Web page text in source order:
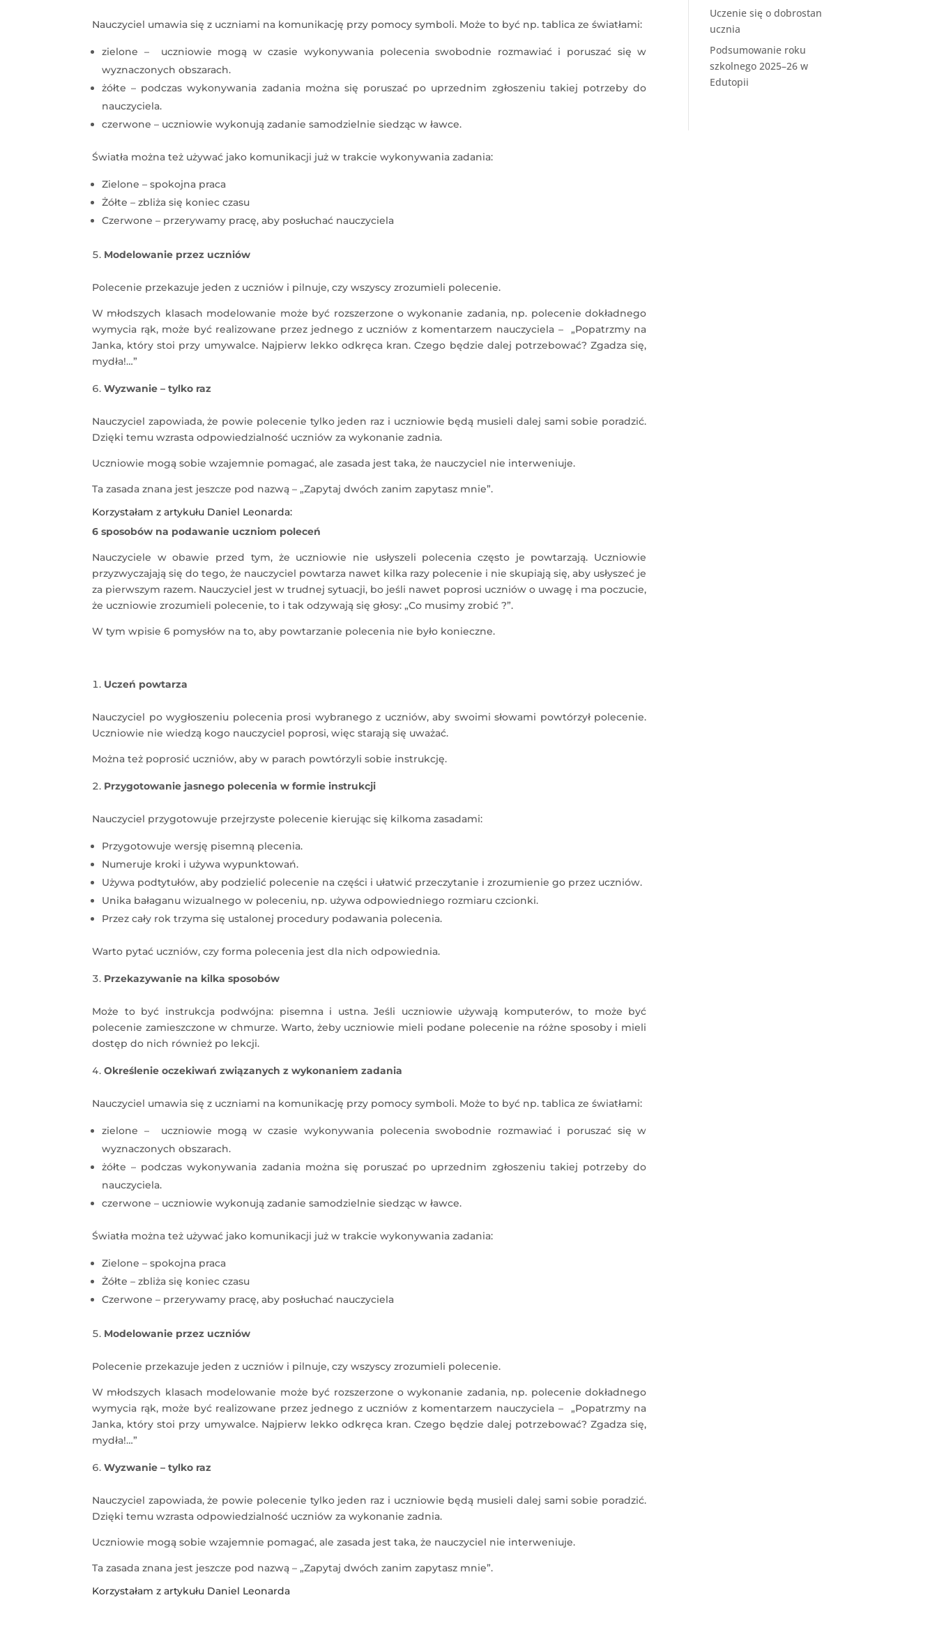
Nauczyciel umawia się z uczniami na komunikację przy pomocy symboli. Może to być np. tablica ze światłami:
zielone – uczniowie mogą w czasie wykonywania polecenia swobodnie rozmawiać i poruszać się w
wyznaczonych obszarach.
żółte – podczas wykonywania zadania można się poruszać po uprzednim zgłoszeniu takiej potrzeby do
nauczyciela.
czerwone – uczniowie wykonują zadanie samodzielnie siedząc w ławce.
Światła można też używać jako komunikacji już w trakcie wykonywania zadania:
Zielone – spokojna praca
Żółte – zbliża się koniec czasu
Czerwone – przerywamy pracę, aby posłuchać nauczyciela
Modelowanie przez uczniów
Polecenie przekazuje jeden z uczniów i pilnuje, czy wszyscy zrozumieli polecenie.
W młodszych klasach modelowanie może być rozszerzone o wykonanie zadania, np. polecenie dokładnego
wymycia rąk, może być realizowane przez jednego z uczniów z komentarzem nauczyciela – „Popatrzmy na
Janka, który stoi przy umywalce. Najpierw lekko odkręca kran. Czego będzie dalej potrzebować? Zgadza się,
mydła!…”
Wyzwanie – tylko raz
Nauczyciel zapowiada, że powie polecenie tylko jeden raz i uczniowie będą musieli dalej sami sobie poradzić.
Dzięki temu wzrasta odpowiedzialność uczniów za wykonanie zadnia.
Uczniowie mogą sobie wzajemnie pomagać, ale zasada jest taka, że nauczyciel nie interweniuje.
Ta zasada znana jest jeszcze pod nazwą – „Zapytaj dwóch zanim zapytasz mnie”.
Korzystałam z artykułu Daniel Leonarda:
6 sposobów na podawanie uczniom poleceń
Nauczyciele w obawie przed tym, że uczniowie nie usłyszeli polecenia często je powtarzają. Uczniowie
przyzwyczajają się do tego, że nauczyciel powtarza nawet kilka razy polecenie i nie skupiają się, aby usłyszeć je
za pierwszym razem. Nauczyciel jest w trudnej sytuacji, bo jeśli nawet poprosi uczniów o uwagę i ma poczucie,
że uczniowie zrozumieli polecenie, to i tak odzywają się głosy: „Co musimy zrobić ?”.
W tym wpisie 6 pomysłów na to, aby powtarzanie polecenia nie było konieczne.
Uczeń powtarza
Nauczyciel po wygłoszeniu polecenia prosi wybranego z uczniów, aby swoimi słowami powtórzył polecenie.
Uczniowie nie wiedzą kogo nauczyciel poprosi, więc starają się uważać.
Można też poprosić uczniów, aby w parach powtórzyli sobie instrukcję.
Przygotowanie jasnego polecenia w formie instrukcji
Nauczyciel przygotowuje przejrzyste polecenie kierując się kilkoma zasadami:
Przygotowuje wersję pisemną plecenia.
Numeruje kroki i używa wypunktowań.
Używa podtytułów, aby podzielić polecenie na części i ułatwić przeczytanie i zrozumienie go przez uczniów.
Unika bałaganu wizualnego w poleceniu, np. używa odpowiedniego rozmiaru czcionki.
Przez cały rok trzyma się ustalonej procedury podawania polecenia.
Warto pytać uczniów, czy forma polecenia jest dla nich odpowiednia.
Przekazywanie na kilka sposobów
Może to być instrukcja podwójna: pisemna i ustna. Jeśli uczniowie używają komputerów, to może być
polecenie zamieszczone w chmurze. Warto, żeby uczniowie mieli podane polecenie na różne sposoby i mieli
dostęp do nich również po lekcji.
Określenie oczekiwań związanych z wykonaniem zadania
Nauczyciel umawia się z uczniami na komunikację przy pomocy symboli. Może to być np. tablica ze światłami:
zielone – uczniowie mogą w czasie wykonywania polecenia swobodnie rozmawiać i poruszać się w
wyznaczonych obszarach.
żółte – podczas wykonywania zadania można się poruszać po uprzednim zgłoszeniu takiej potrzeby do
nauczyciela.
czerwone – uczniowie wykonują zadanie samodzielnie siedząc w ławce.
Światła można też używać jako komunikacji już w trakcie wykonywania zadania:
Zielone – spokojna praca
Żółte – zbliża się koniec czasu
Czerwone – przerywamy pracę, aby posłuchać nauczyciela
Modelowanie przez uczniów
Polecenie przekazuje jeden z uczniów i pilnuje, czy wszyscy zrozumieli polecenie.
W młodszych klasach modelowanie może być rozszerzone o wykonanie zadania, np. polecenie dokładnego
wymycia rąk, może być realizowane przez jednego z uczniów z komentarzem nauczyciela – „Popatrzmy na
Janka, który stoi przy umywalce. Najpierw lekko odkręca kran. Czego będzie dalej potrzebować? Zgadza się,
mydła!…”
Wyzwanie – tylko raz
Nauczyciel zapowiada, że powie polecenie tylko jeden raz i uczniowie będą musieli dalej sami sobie poradzić.
Dzięki temu wzrasta odpowiedzialność uczniów za wykonanie zadnia.
Uczniowie mogą sobie wzajemnie pomagać, ale zasada jest taka, że nauczyciel nie interweniuje.
Ta zasada znana jest jeszcze pod nazwą – „Zapytaj dwóch zanim zapytasz mnie”.
Korzystałam z artykułu Daniel Leonarda
Uczenie się o dobrostan
ucznia
Podsumowanie roku
szkolnego 2025–26 w
Edutopii